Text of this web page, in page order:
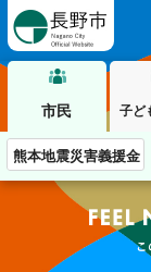
市民 子ど
熊本地震災害義援金
この